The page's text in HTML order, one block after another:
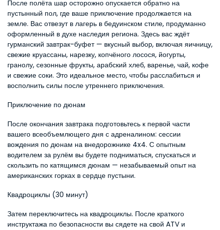
После полёта шар осторожно опускается обратно на
пустынный пол, где ваше приключение продолжается на
земле. Вас отвезут в лагерь в бедуинском стиле, продуманно
оформленный в духе наследия региона. Здесь вас ждёт
гурманский завтрак-буфет — вкусный выбор, включая яичницу,
свежие круассаны, нарезку, копчёного лосося, йогурты,
гранолу, сезонные фрукты, арабский хлеб, варенье, чай, кофе
и свежие соки. Это идеальное место, чтобы расслабиться и
восполнить силы после утреннего приключения.
Приключение по дюнам
После окончания завтрака подготовьтесь к первой части
вашего всеобъемлющего дня с адреналином: сессии
вождения по дюнам на внедорожнике 4x4. С опытным
водителем за рулём вы будете подниматься, спускаться и
скользить по катящимся дюнам — незабываемый опыт на
американских горках в сердце пустыни.
Квадроциклы (30 минут)
Затем переключитесь на квадроциклы. После краткого
инструктажа по безопасности вы сядете на свой ATV и